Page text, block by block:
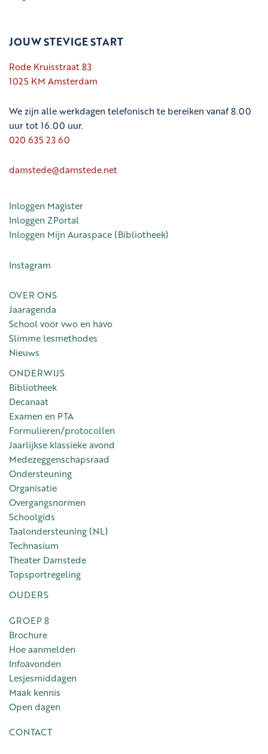
JOUW STEVIGE START
Rode Kruisstraat 83
1025 KM Amsterdam
We zijn alle werkdagen telefonisch te bereiken vanaf 8.00
uur tot 16.00 uur.
020 635 23 60
damstede@damstede.net
Inloggen Magister
Inloggen ZPortal
Inloggen Mijn Auraspace (Bibliotheek)
Instagram
OVER ONS
Jaaragenda
School voor vwo en havo
Slimme lesmethodes
Nieuws
ONDERWIJS
Bibliotheek
Decanaat
Examen en PTA
Formulieren/protocollen
Jaarlijkse klassieke avond
Medezeggenschapsraad
Ondersteuning
Organisatie
Overgangsnormen
Schoolgids
Taalondersteuning (NL)
Technasium
Theater Damstede
Topsportregeling
OUDERS
GROEP 8
Brochure
Hoe aanmelden
Infoavonden
Lesjesmiddagen
Maak kennis
Open dagen
CONTACT